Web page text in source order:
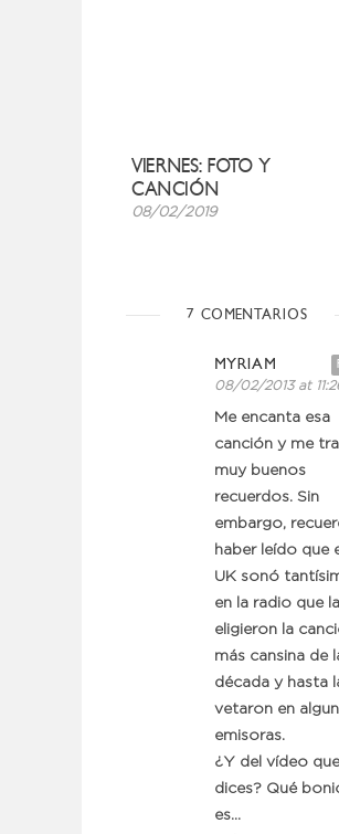
VIERNES: FOTO Y
CANCIÓN
08/02/2019
7 COMENTARIOS
MYRIAM
08/02/2013 at
Me encanta esa
canción y me
muy buenos
recuerdos. Sin
embargo,
haber leído que
UK sonó
en la radio que la
eligieron la
más cansina de
década y hasta
vetaron en
emisoras.
¿Y del vídeo
dices? Qué
es…